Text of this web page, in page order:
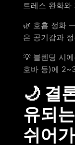
트레스 완화와
🌿 호흡 정화
은 공기감과
💡 블렌딩 시
호바 등)에
🌙 결
유되
쉬어